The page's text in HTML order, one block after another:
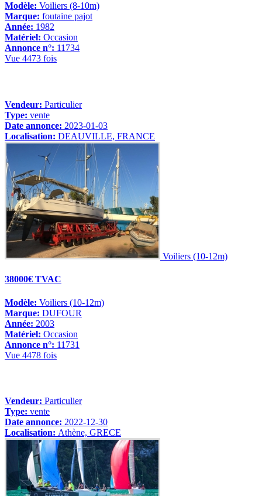
Modèle: Voiliers (8-10m)
Marque: foutaine pajot
Année: 1982
Matériel: Occasion
Annonce n°: 11734
Vue 4473 fois
Vendeur: Particulier
Type: vente
Date annonce: 2023-01-03
Localisation: DEAUVILLE, FRANCE
Voiliers (10-12m)
38000€ TVAC
Modèle: Voiliers (10-12m)
Marque: DUFOUR
Année: 2003
Matériel: Occasion
Annonce n°: 11731
Vue 4478 fois
Vendeur: Particulier
Type: vente
Date annonce: 2022-12-30
Localisation: Athène, GRECE